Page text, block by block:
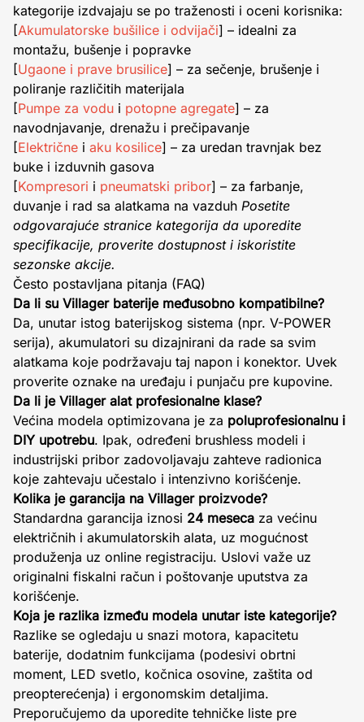
kategorije izdvajaju se po traženosti i oceni korisnika:
[Akumulatorske bušilice i odvijači] – idealni za
montažu, bušenje i popravke
[Ugaone i prave brusilice] – za sečenje, brušenje i
poliranje različitih materijala
[Pumpe za vodu i potopne agregate] – za
navodnjavanje, drenažu i prečipavanje
[Električne i aku kosilice] – za uredan travnjak bez
buke i izduvnih gasova
[Kompresori i pneumatski pribor] – za farbanje,
duvanje i rad sa alatkama na vazduh Posetite
odgovarajuće stranice kategorija da uporedite
specifikacije, proverite dostupnost i iskoristite
sezonske akcije.
Često postavljana pitanja (FAQ)
Da li su Villager baterije međusobno kompatibilne?
Da, unutar istog baterijskog sistema (npr. V-POWER
serija), akumulatori su dizajnirani da rade sa svim
alatkama koje podržavaju taj napon i konektor. Uvek
proverite oznake na uređaju i punjaču pre kupovine.
Da li je Villager alat profesionalne klase?
Većina modela optimizovana je za poluprofesionalnu i
DIY upotrebu. Ipak, određeni brushless modeli i
industrijski pribor zadovoljavaju zahteve radionica
koje zahtevaju učestalo i intenzivno korišćenje.
Kolika je garancija na Villager proizvode?
Standardna garancija iznosi 24 meseca za većinu
električnih i akumulatorskih alata, uz mogućnost
produženja uz online registraciju. Uslovi važe uz
originalni fiskalni račun i poštovanje uputstva za
korišćenje.
Koja je razlika između modela unutar iste kategorije?
Razlike se ogledaju u snazi motora, kapacitetu
baterije, dodatnim funkcijama (podesivi obrtni
moment, LED svetlo, kočnica osovine, zaštita od
preopterećenja) i ergonomskim detaljima.
Preporučujemo da uporedite tehničke liste pre